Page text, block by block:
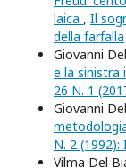
laica , Il
della farfalla
Giovanni
e la sinistra
26 N. 1
Giovanni
N. 2
Vilma Del